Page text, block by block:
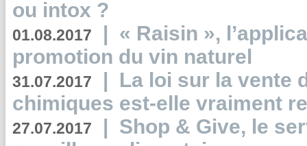
ou intox ?
01.08.2017 | « Raisin »,
promotion du vin naturel
31.07.2017 | La loi sur la vente
chimiques est-elle vraiment
27.07.2017 | Shop & Give, le